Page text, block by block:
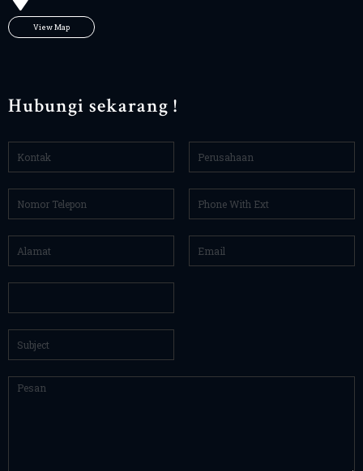
View Map
Hubungi sekarang !